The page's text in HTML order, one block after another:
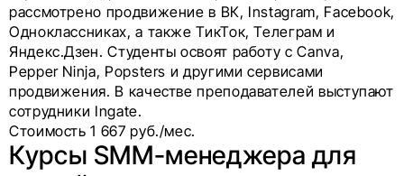
рассмотрено продвижение в ВК, Instagram, Facebook,
Одноклассниках, а также ТикТок, Телеграм и
Яндекс.Дзен. Студенты освоят работу с Canva,
Pepper Ninja, Popsters и другими сервисами
продвижения. В качестве преподавателей выступают
сотрудники Ingate.
Стоимость 1 667 руб./мес.
Курсы SMM-менеджера для